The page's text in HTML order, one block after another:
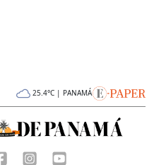
25.4°C | PANAMÁ